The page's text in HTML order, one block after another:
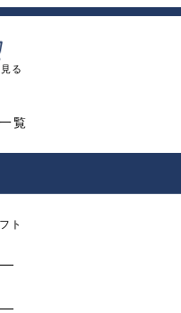
る
覧
ト